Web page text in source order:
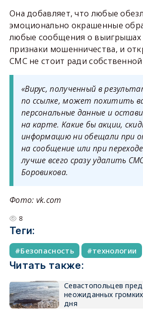
Она добавляет, что любые
эмоционально окрашенные
любые сообщения о выигрышах
признаки мошенничества, и
СМС не стоит ради собственной
«Вирус, полученный в
по ссылке, может похитить
персональные данные и
на карте. Какие бы акции,
информацию ни обещали при
на сообщение или при
лучше всего сразу удалить
Боровикова.
Фото: vk.com
8
Теги:
Безопасность технологии
Читать также:
Севастопольцев
неожиданных
дня